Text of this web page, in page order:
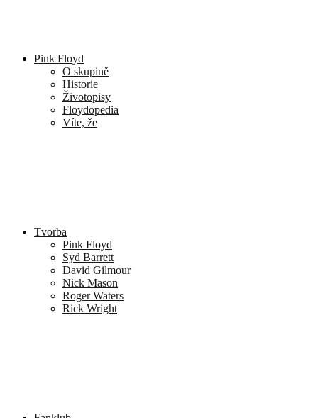
Pink Floyd
O skupině
Historie
Životopisy
Floydopedia
Víte, že
Tvorba
Pink Floyd
Syd Barrett
David Gilmour
Nick Mason
Roger Waters
Rick Wright